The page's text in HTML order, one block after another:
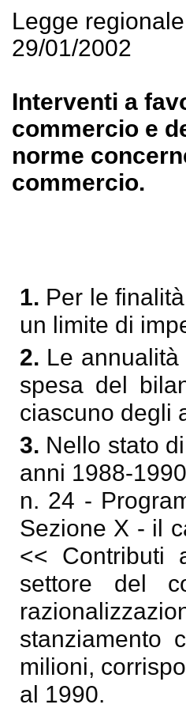
Legge
29/01/2002
Interventi a
commercio e
norme
commercio.
1. Per le
un limite di
2. Le
spesa del
ciascuno degli
3. Nello stato
anni 1988-
n. 24 -
Sezione X - il
<< Contributi
settore del
stanziamento
milioni,
al 1990.